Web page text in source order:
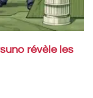
révèle les